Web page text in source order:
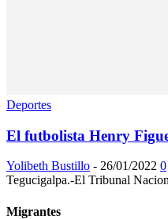
Deportes
El futbolista Henry
Yolibeth Bustillo - 26/01/2022 0
Tegucigalpa.-El Tribunal
Migrantes